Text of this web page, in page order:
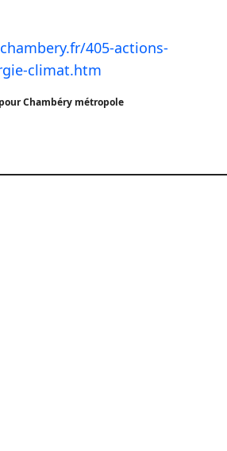
405-actions-
climat.htm
Chambéry métropole